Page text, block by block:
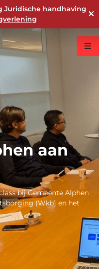
Juridische handhaving
aan
bij Gemeente Alphen
(Wkb) en het